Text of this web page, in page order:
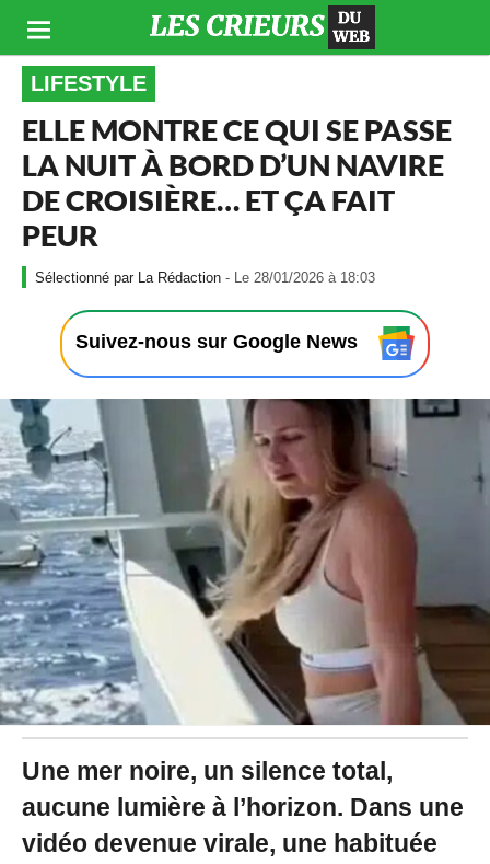
LIFESTYLE
ELLE MONTRE CE QUI SE PASSE
LA NUIT À BORD D’UN NAVIRE
DE CROISIÈRE… ET ÇA FAIT
PEUR
La Rédaction - Le 28/01/2026 à 18:03
2
8
/
0
2
Suivez-nous sur Google News
Une mer noire, un silence total,
aucune lumière à l’horizon. Dans une
vidéo devenue virale, une habituée